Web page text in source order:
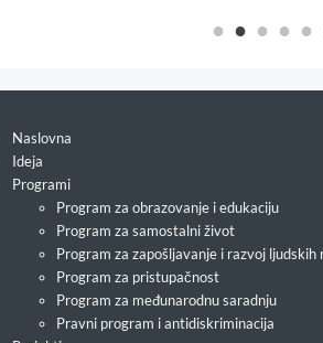
Naslovna
Ideja
Programi
Program za obrazovanje i edukaciju
Program za samostalni život
Program za zapošljavanje i razvoj ljudskih
Program za pristupačnost
Program za međunarodnu saradnju
Pravni program i antidiskriminacija